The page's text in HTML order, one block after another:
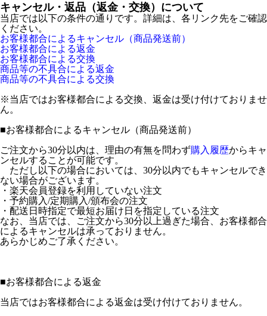
キャンセル・返品（返金・交換）について
当店では以下の条件の通りです。詳細は、各リンク先をご確認
ください。
お客様都合によるキャンセル（商品発送前）
お客様都合による返金
お客様都合による交換
商品等の不具合による返金
商品等の不具合による交換
※当店ではお客様都合による交換、返金は受け付けておりませ
ん。
■お客様都合によるキャンセル（商品発送前）
ご注文から30分以内は、理由の有無を問わず購入履歴からキャ
ンセルすることが可能です。
ただし以下の場合においては、30分以内でもキャンセルでき
ない場合がございます。
・楽天会員登録を利用していない注文
・予約購入/定期購入/頒布会の注文
・配送日時指定で最短お届け日を指定している注文
なお、当店では、ご注文から30分以上過ぎた場合、お客様都合
によるキャンセルは承っておりません。
あらかじめご了承ください。
■お客様都合による返金
当店ではお客様都合による返金は受け付けておりません。